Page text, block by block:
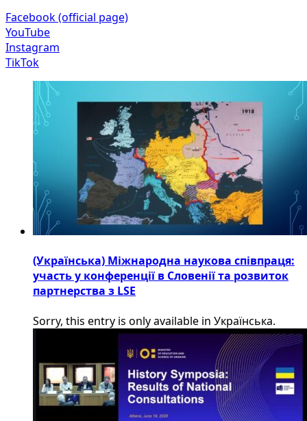
Facebook (official page)
YouTube
Instagram
TikTok
(Українська) Міжнародна наукова співпраця:
участь у конференції в Словенії та розвиток
партнерства з LSE
Sorry, this entry is only available in Українська.